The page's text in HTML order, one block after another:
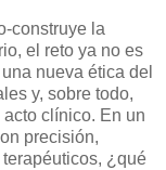
construye la
el reto ya no es
nueva ética del
y, sobre todo,
clínico. En un
precisión,
¿qué